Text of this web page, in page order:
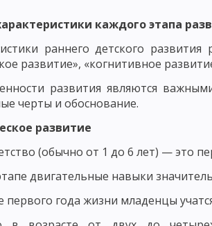
ДЕЯТЕЛЬНОСТИ ЧЕЛОВЕКА ОСНОВНЫЕ
РАЗВИТИЯ ЛИЧНОСТИ
РАЗВИТИЯ ЛИЧНОСТИ И ЕЕ КРИТЕРИИ
ИССЛЕДОВАНИЯ ВЫБОР
СОДЕРЖАНИЯ
ИССЛЕДОВАНИЯХ ОПРЕДЕЛЕНИЕ
каждого этапа
раннего детского
развитие», «когнитивное
развития являются
черты и обоснование.
развитие
(обычно от 1 до 6 лет) — это
двигательные навыки
первого года жизни младенцы